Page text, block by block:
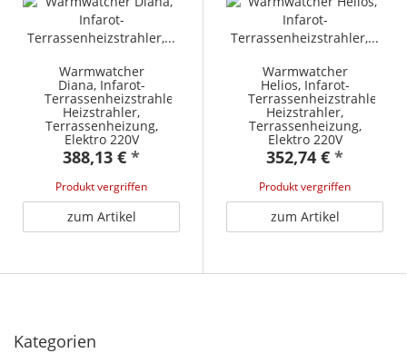
Warmwatcher
Diana, Infarot-
Terrassenheizstrahler,
Heizstrahler,
Terrassenheizung,
Elektro 220V
388,13 € *
Produkt vergriffen
zum Artikel
Warmwatcher
Helios, Infarot-
Terrassenheizstrahler,
Heizstrahler,
Terrassenheizung,
Elektro 220V
352,74 € *
Produkt vergriffen
zum Artikel
Kategorien